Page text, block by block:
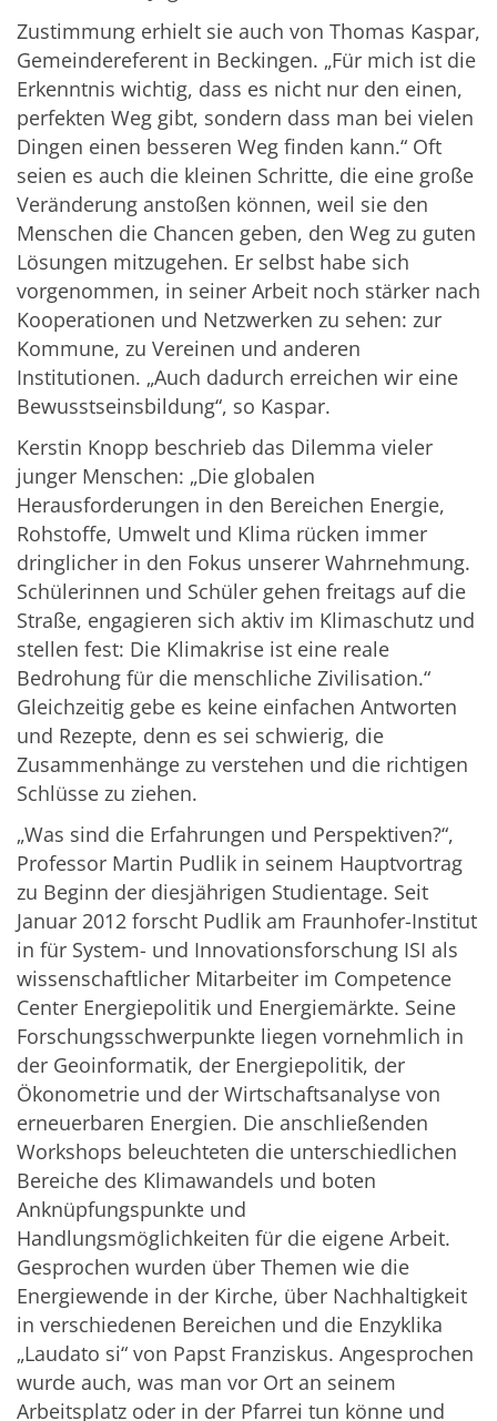
Zustimmung erhielt sie auch von Thomas Kaspar,
Gemeindereferent in Beckingen. „Für mich ist die
Erkenntnis wichtig, dass es nicht nur den einen,
perfekten Weg gibt, sondern dass man bei vielen
Dingen einen besseren Weg finden kann.“ Oft
seien es auch die kleinen Schritte, die eine große
Veränderung anstoßen können, weil sie den
Menschen die Chancen geben, den Weg zu guten
Lösungen mitzugehen. Er selbst habe sich
vorgenommen, in seiner Arbeit noch stärker nach
Kooperationen und Netzwerken zu sehen: zur
Kommune, zu Vereinen und anderen
Institutionen. „Auch dadurch erreichen wir eine
Bewusstseinsbildung“, so Kaspar.
Kerstin Knopp beschrieb das Dilemma vieler
junger Menschen: „Die globalen
Herausforderungen in den Bereichen Energie,
Rohstoffe, Umwelt und Klima rücken immer
dringlicher in den Fokus unserer Wahrnehmung.
Schülerinnen und Schüler gehen freitags auf die
Straße, engagieren sich aktiv im Klimaschutz und
stellen fest: Die Klimakrise ist eine reale
Bedrohung für die menschliche Zivilisation.“
Gleichzeitig gebe es keine einfachen Antworten
und Rezepte, denn es sei schwierig, die
Zusammenhänge zu verstehen und die richtigen
Schlüsse zu ziehen.
„Was sind die Erfahrungen und Perspektiven?“,
Professor Martin Pudlik in seinem Hauptvortrag
zu Beginn der diesjährigen Studientage. Seit
Januar 2012 forscht Pudlik am Fraunhofer-Institut
in für System- und Innovationsforschung ISI als
wissenschaftlicher Mitarbeiter im Competence
Center Energiepolitik und Energiemärkte. Seine
Forschungsschwerpunkte liegen vornehmlich in
der Geoinformatik, der Energiepolitik, der
Ökonometrie und der Wirtschaftsanalyse von
erneuerbaren Energien. Die anschließenden
Workshops beleuchteten die unterschiedlichen
Bereiche des Klimawandels und boten
Anknüpfungspunkte und
Handlungsmöglichkeiten für die eigene Arbeit.
Gesprochen wurden über Themen wie die
Energiewende in der Kirche, über Nachhaltigkeit
in verschiedenen Bereichen und die Enzyklika
„Laudato si“ von Papst Franziskus. Angesprochen
wurde auch, was man vor Ort an seinem
Arbeitsplatz oder in der Pfarrei tun könne und